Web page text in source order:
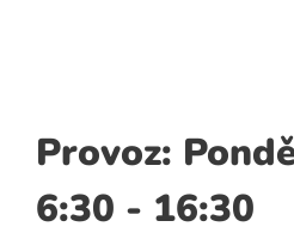
Provoz:
6:30 - 16:30